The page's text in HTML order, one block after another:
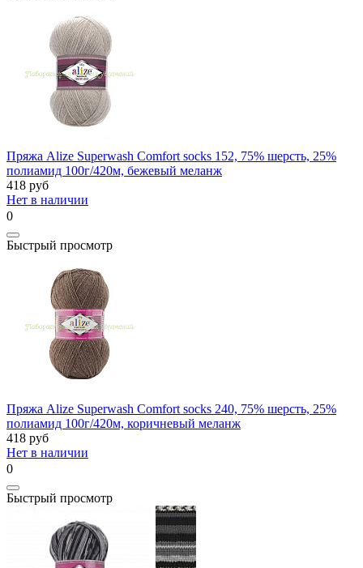
Пряжа Alize Superwash Comfort socks 152, 75% шерсть, 25%
полиамид 100г/420м, бежевый меланж
418 руб
Нет в наличии
0
Быстрый просмотр
Пряжа Alize Superwash Comfort socks 240, 75% шерсть, 25%
полиамид 100г/420м, коричневый меланж
418 руб
Нет в наличии
0
Быстрый просмотр